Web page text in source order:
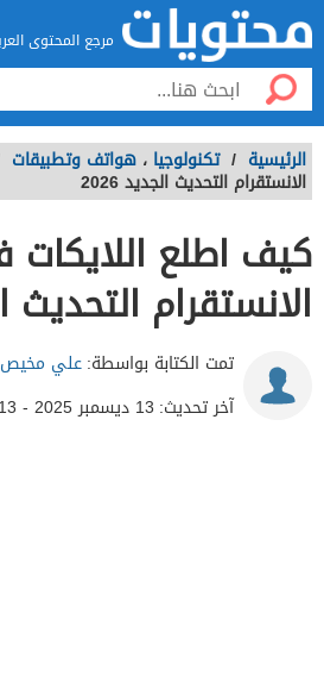
مرجع المحتوى
الرئيسية / تكنولوجيا ، هواتف وتطبيقات
الانستقرام التحديث الجديد 2026
كيف اطلع
الانستقرام التحديث
تمت الكتابة بواسطة:علي مخيص
آخر تحديث: 13 ديسمبر 2025 - 11:13ص